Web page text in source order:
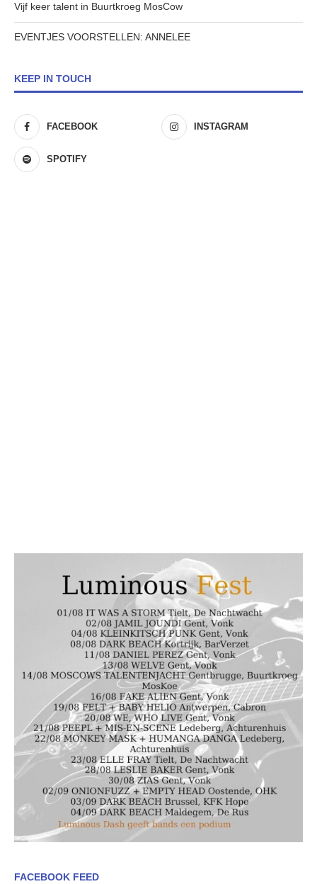
Vijf keer talent in Buurtkroeg MosCow
EVENTJES VOORSTELLEN: ANNELEE
KEEP IN TOUCH
FACEBOOK INSTAGRAM
SPOTIFY
FACEBOOK FEED